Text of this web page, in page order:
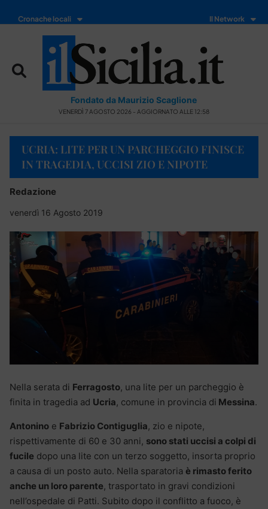
Cronache locali Il Network
Fondato da Maurizio Scaglione
VENERDÌ 7 AGOSTO 2026 - AGGIORNATO ALLE 12:58
UCRIA: LITE PER UN PARCHEGGIO FINISCE
IN TRAGEDIA, UCCISI ZIO E NIPOTE
Redazione
venerdì 16 Agosto 2019
Nella serata di Ferragosto, una lite per un parcheggio è
finita in tragedia ad Ucria, comune in provincia di Messina.
Antonino e Fabrizio Contiguglia, zio e nipote,
rispettivamente di 60 e 30 anni, sono stati uccisi a colpi di
fucile dopo una lite con un terzo soggetto, insorta proprio
a causa di un posto auto. Nella sparatoria è rimasto ferito
anche un loro parente, trasportato in gravi condizioni
nell’ospedale di Patti. Subito dopo il conflitto a fuoco, è